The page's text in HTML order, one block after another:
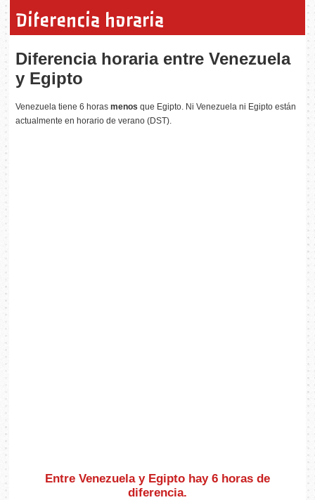
Diferencia horaria
Diferencia horaria entre Venezuela
y Egipto
Venezuela tiene 6 horasmenos que Egipto. Ni Venezuela ni Egipto están
actualmente en horario de verano (DST).
Entre Venezuela y Egipto hay 6 horas de
diferencia.